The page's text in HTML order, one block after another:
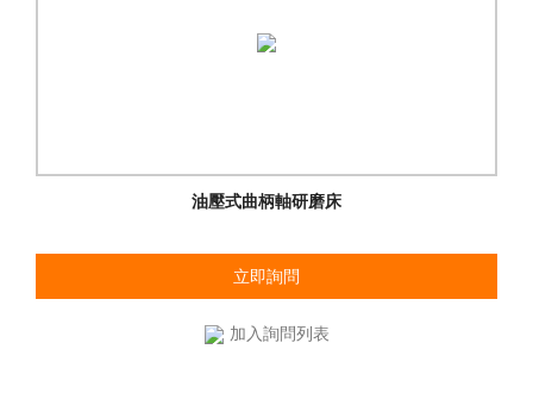
油壓式曲柄軸研磨床
立即詢問
加入詢問列表